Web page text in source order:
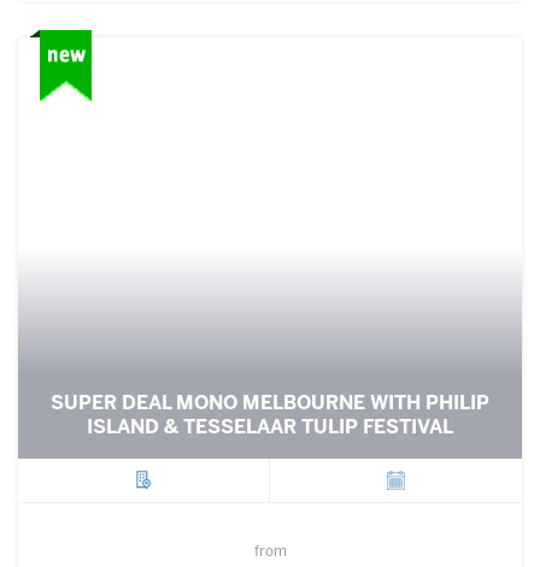
SUPER DEAL MONO MELBOURNE WITH PHILIP
ISLAND & TESSELAAR TULIP FESTIVAL
from